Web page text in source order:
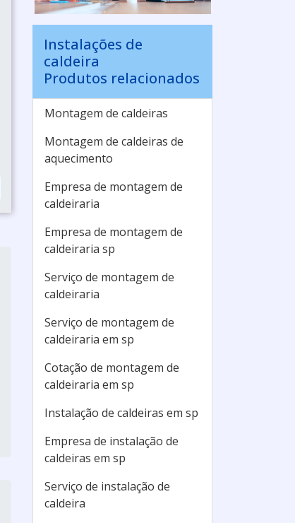
Instalações de
caldeira
Produtos relacionados
Montagem de caldeiras
Montagem de caldeiras de
aquecimento
Empresa de montagem de
caldeiraria
Empresa de montagem de
caldeiraria sp
Serviço de montagem de
caldeiraria
Serviço de montagem de
caldeiraria em sp
Cotação de montagem de
caldeiraria em sp
Instalação de caldeiras em sp
Empresa de instalação de
caldeiras em sp
Serviço de instalação de
caldeira